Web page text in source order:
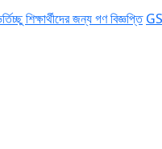
জন্য গণ বিজ্ঞপ্তিGST 2025-